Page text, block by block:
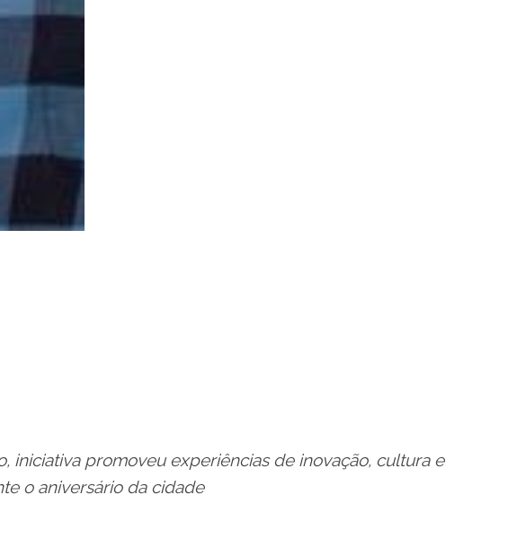
iniciativa promoveu experiências de inovação, cultura e
o aniversário da cidade